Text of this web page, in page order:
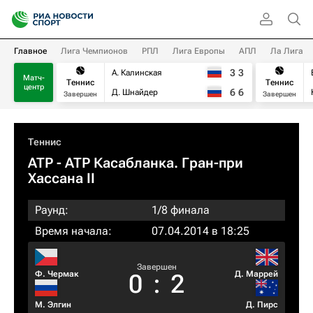
Главное Лига Чемпионов РПЛ Лига Европы АПЛ Ла Лига
Матч-
центр
Теннис
Завершен
А. Калинская
Д. Шнайдер
3 3
6 6
Теннис
Завершен
Теннис
ATP - ATP Касабланка. Гран-при
Хассана II
Раунд:
1/8 финала
Время начала:
07.04.2014 в 18:25
Ф. Чермак
М. Элгин
Завершен
0 : 2 Д. Маррей
Д. Пирс